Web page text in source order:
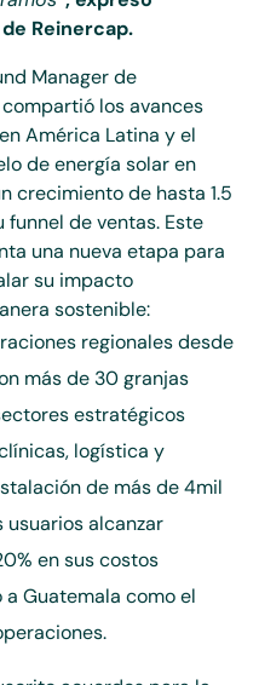
Reinercap.
Manager de
los avances
América Latina y el
de energía solar en
crecimiento de hasta 1.5
funnel de ventas. Este
una nueva etapa para
su impacto
sostenible:
regionales desde
más de 30 granjas
estratégicos
logística y
de más de 4mil
alcanzar
en sus costos
Guatemala como el